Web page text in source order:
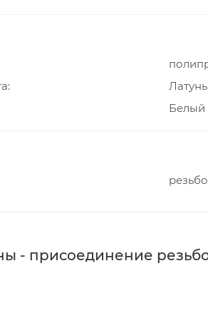
Латунь
Белый
- присоединение